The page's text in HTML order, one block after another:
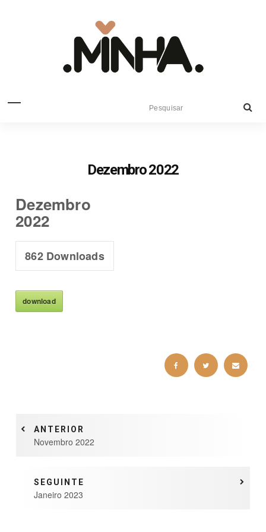
Dezembro 2022
Dezembro
2022
862Downloads
download
ANTERIOR
Novembro 2022
SEGUINTE
Janeiro 2023